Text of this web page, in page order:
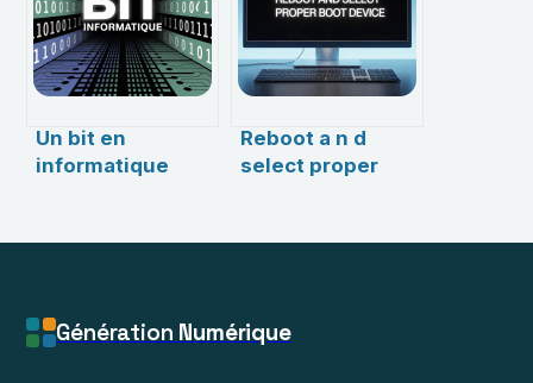
efficacement
unités
numériques
Un bit en
informatique
rôle, exemples et
Reboot a n d
select proper
résoudre ce
Génération Numérique